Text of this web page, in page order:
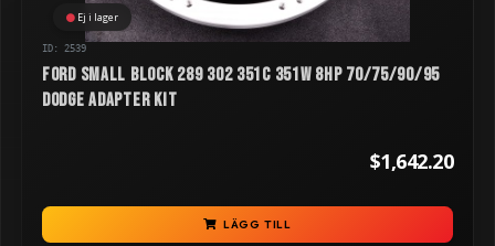
Ej i lager
ID: 2539
Ford Small Block 289 302 351C 351W 8HP 70/75/90/95
Dodge Adapter Kit
$1,642.20
LÄGG TILL